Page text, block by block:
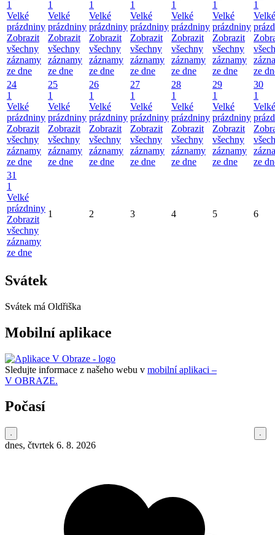
1
Velké
prázdniny
Zobrazit
všechny
záznamy
ze dne
1
Velké
prázdniny
Zobrazit
všechny
záznamy
ze dne
1
Velké
prázdniny
Zobrazit
všechny
záznamy
ze dne
1
Velké
prázdniny
Zobrazit
všechny
záznamy
ze dne
1
Velké
prázdniny
Zobrazit
všechny
záznamy
ze dne
1
Velké
prázdniny
Zobrazit
všechny
záznamy
ze dne
1
Velké
ze
24
1
Velké
prázdniny
Zobrazit
všechny
záznamy
ze dne
25
1
Velké
prázdniny
Zobrazit
všechny
záznamy
ze dne
26
1
Velké
prázdniny
Zobrazit
všechny
záznamy
ze dne
27
1
Velké
prázdniny
Zobrazit
všechny
záznamy
ze dne
28
1
Velké
prázdniny
Zobrazit
všechny
záznamy
ze dne
29
1
Velké
prázdniny
Zobrazit
všechny
záznamy
ze dne
30
1
Velké
ze
31
1
Velké
prázdniny
Zobrazit
všechny
záznamy
ze dne
1 2 3 4 5 6
Svátek
Svátek má Oldřiška
Mobilní aplikace
Sledujte informace z našeho webu v mobilní aplikaci –
V OBRAZE.
Počasí
dnes, čtvrtek 6. 8. 2026